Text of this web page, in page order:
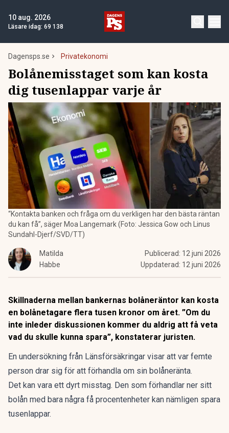
10 aug. 2026
Läsare idag: 69 138
Dagensps.se Privatekonomi
Bolånemisstaget som kan kosta
dig tusenlappar varje år
“Kontakta banken och fråga om du verkligen har den bästa räntan
du kan få”, säger Moa Langemark (Foto: Jessica Gow och Linus
Sundahl-Djerf/SVD/TT)
Matilda
Habbe
Publicerad: 12 juni 2026
Uppdaterad: 12 juni 2026
Skillnaderna mellan bankernas bolåneräntor kan kosta
en bolånetagare flera tusen kronor om året. ”Om du
inte inleder diskussionen kommer du aldrig att få veta
vad du skulle kunna spara”, konstaterar juristen.
En undersökning från Länsförsäkringar visar att var femte
person drar sig för att förhandla om sin bolåneränta.
Det kan vara ett dyrt misstag. Den som förhandlar ner sitt
bolån med bara några få procentenheter kan nämligen spara
tusenlappar.